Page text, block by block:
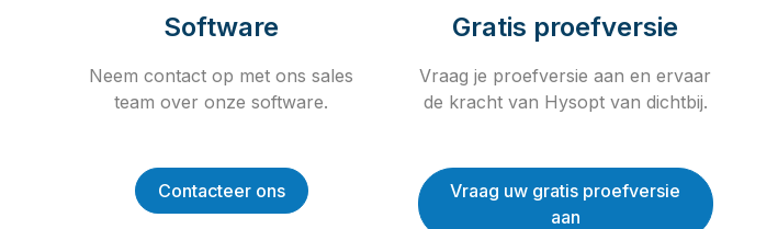
Software
Neem contact op met ons sales
team over onze software.
Contacteer ons
Gratis proefversie
Vraag je proefversie aan en ervaar
de kracht van Hysopt van dichtbij.
Vraag uw gratis proefversie
aan